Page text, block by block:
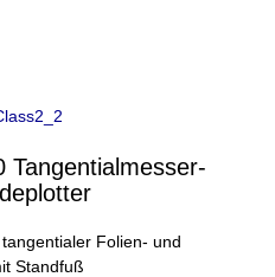
Tangentialmesser-
Folien- und
Standfuß